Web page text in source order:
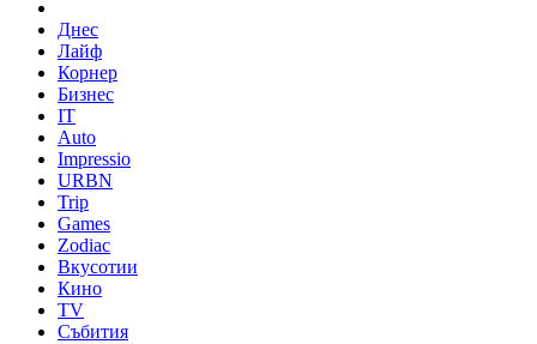
Днес
Лайф
Корнер
Бизнес
IT
Auto
Impressio
URBN
Trip
Games
Zodiac
Вкусотии
Кино
TV
Събития